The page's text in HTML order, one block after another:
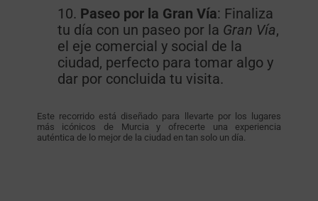
Paseo por la Gran Vía: Finaliza
tu día con un paseo por la Gran Vía,
el eje comercial y social de la
ciudad, perfecto para tomar algo y
dar por concluida tu visita.
Este recorrido está diseñado para llevarte por los lugares
más icónicos de Murcia y ofrecerte una experiencia
auténtica de lo mejor de la ciudad en tan solo un día.